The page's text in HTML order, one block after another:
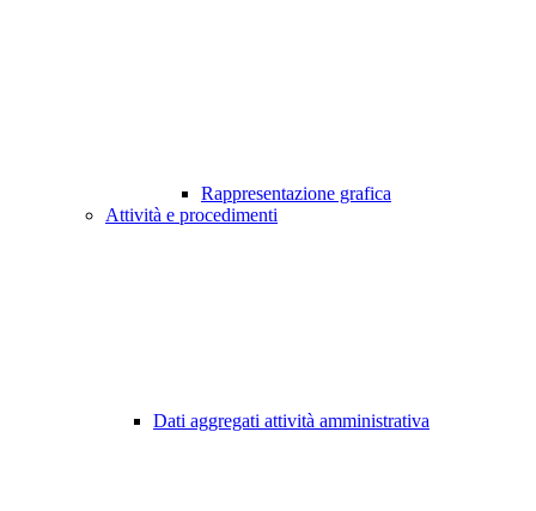
Rappresentazione grafica
Attività e procedimenti
Dati aggregati attività amministrativa